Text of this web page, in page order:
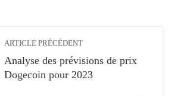
ARTICLE PRÉCÉDENT
Analyse des prévisions de prix
Dogecoin pour 2023